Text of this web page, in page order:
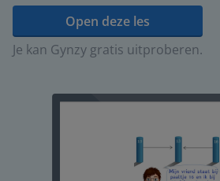
Open deze les
Je kan Gynzy gratis uitproberen.